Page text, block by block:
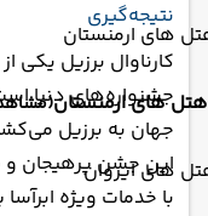
های ارمنستان
هتل های ارمنستان
های ایروان
نتیجه‌گیری
کارناوال برزیل یکی
جشنواره‌های دنیا
جهان به برزیل
این جشن پرهیجان و
با خدمات ویژه